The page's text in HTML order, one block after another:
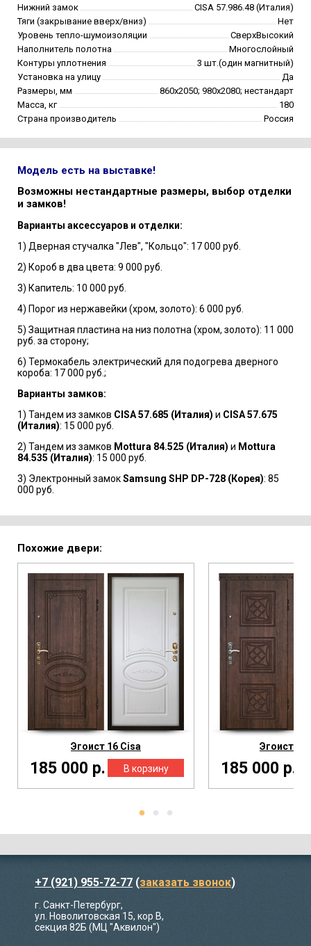
Нижний замок
CISA 57.986.48 (Италия)
Тяги (закрывание вверх/вниз)
Нет
Уровень тепло-шумоизоляции
СверхВысокий
Наполнитель полотна
Многослойный
Контуры уплотнения
3 шт.(один магнитный)
Установка на улицу
Да
Размеры, мм
860х2050; 980х2080; нестандарт
Масса, кг
180
Страна производитель
Россия
Модель есть на выставке!
Возможны нестандартные размеры, выбор отделки
и замков!
Варианты аксессуаров и отделки:
1) Дверная стучалка "Лев", "Кольцо": 17 000 руб.
2) Короб в два цвета: 9 000 руб.
3) Капитель: 10 000 руб.
4) Порог из нержавейки (хром, золото): 6 000 руб.
5) Защитная пластина на низ полотна (хром, золото): 11 000
руб. за сторону;
6) Термокабель электрический для подогрева дверного
короба: 17 000 руб.;
Варианты замков:
1) Тандем из замков CISA 57.685 (Италия) и CISA 57.675
(Италия): 15 000 руб.
2) Тандем из замков Mottura 84.525 (Италия) и Mottura
84.535 (Италия): 15 000 руб.
3) Электронный замокSamsung SHP DP-728 (Корея): 85
000 руб.
Похожие двери:
Эгоист 16 Cisa
185 000 р.
Эгоист 1-
185 000 р.
+7 (921) 955-72-77 (заказать звонок)
г. Санкт-Петербург,
ул. Новолитовская 15, кор В,
секция 82Б (МЦ "Аквилон")